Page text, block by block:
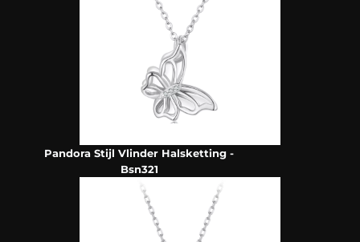
Pandora Stijl Vlinder Halsketting -
Bsn321